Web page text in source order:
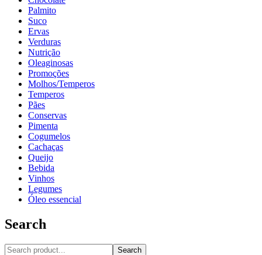
Palmito
Suco
Ervas
Verduras
Nutrição
Oleaginosas
Promoções
Molhos/Temperos
Temperos
Pães
Conservas
Pimenta
Cogumelos
Cachaças
Queijo
Bebida
Vinhos
Legumes
Óleo essencial
Search
Search